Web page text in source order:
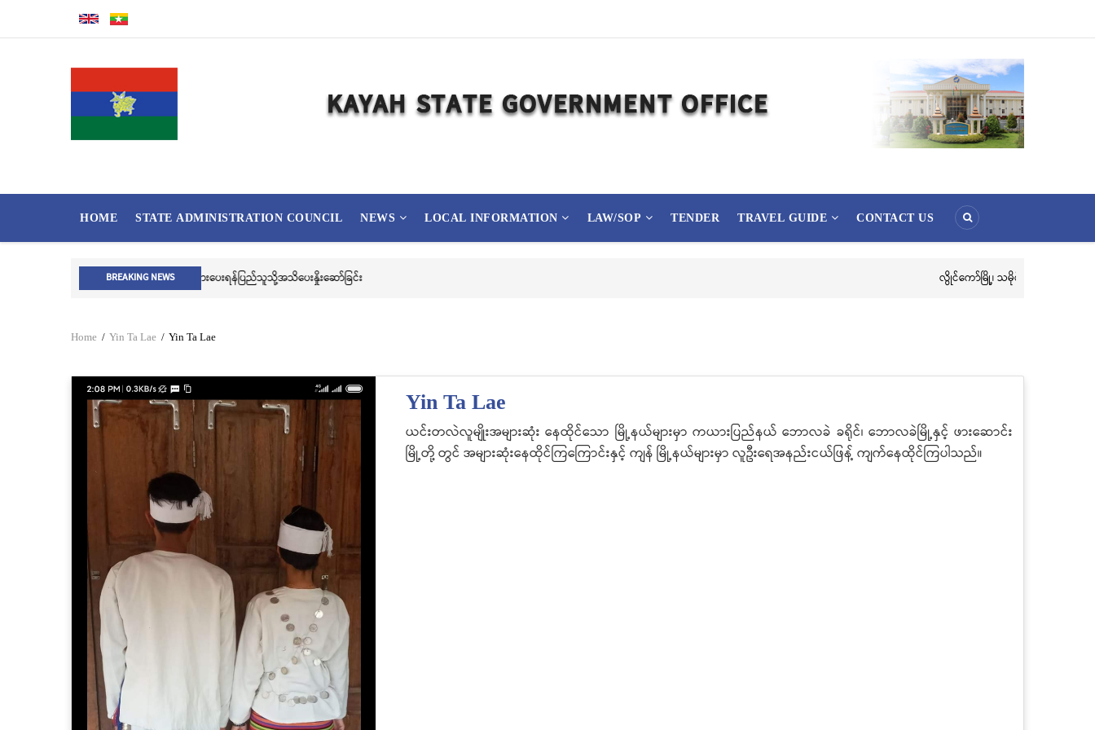
MAIN
HOME STATE ADMINISTRATION COUNCIL NEWS LOCAL INFORMATION LAW/SOP TENDER TRAVEL GUIDE CONTACT US
BREAKING NEWS လွိုင်ကော်မြို့၊ သမိုင်းဝင်ဆုတောင်းပြည့် မြို့နာမ်ရွှေစေတီတော် လုံးတော်ပြည့်ရွှေသင်္ကန်းကပ်လှူပူဇော်ခြင်းအောင်ပွဲနှင့် (၃၆) ကြိမ်မြောက် စုပေါင်းမဟာဘုံကထိန် အလှူတော်မင်္ဂလာအခမ်းအနား
Breadcrumb
Home / Yin Ta Lae / Yin Ta Lae
Yin Ta Lae
ယင်းတလဲလူမျိုးအများဆုံး နေထိုင်သော မြို့နယ်များမှာ ကယားပြည်နယ် ဘောလခဲ ခရိုင်၊ ဘောလခဲမြို့နှင့် ဖားဆောင်း
မြို့တို့ တွင် အများဆုံးနေထိုင်ကြကြောင်းနှင့် ကျန် မြို့နယ်များမှာ လူဦးရေအနည်းငယ်ဖြန့် ကျက်နေထိုင်ကြပါသည်။